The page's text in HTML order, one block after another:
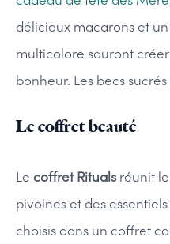
délicieux macarons et
multicolore sauront
bonheur. Les becs
Le coffret beauté
Le coffret Ritualsréunit le
pivoines et des
choisis dans un coffret